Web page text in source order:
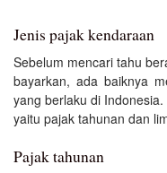
Jenis pajak kendaraan
Sebelum mencari tahu
bayarkan, ada baiknya
yang berlaku di
yaitu pajak tahunan dan
Pajak tahunan